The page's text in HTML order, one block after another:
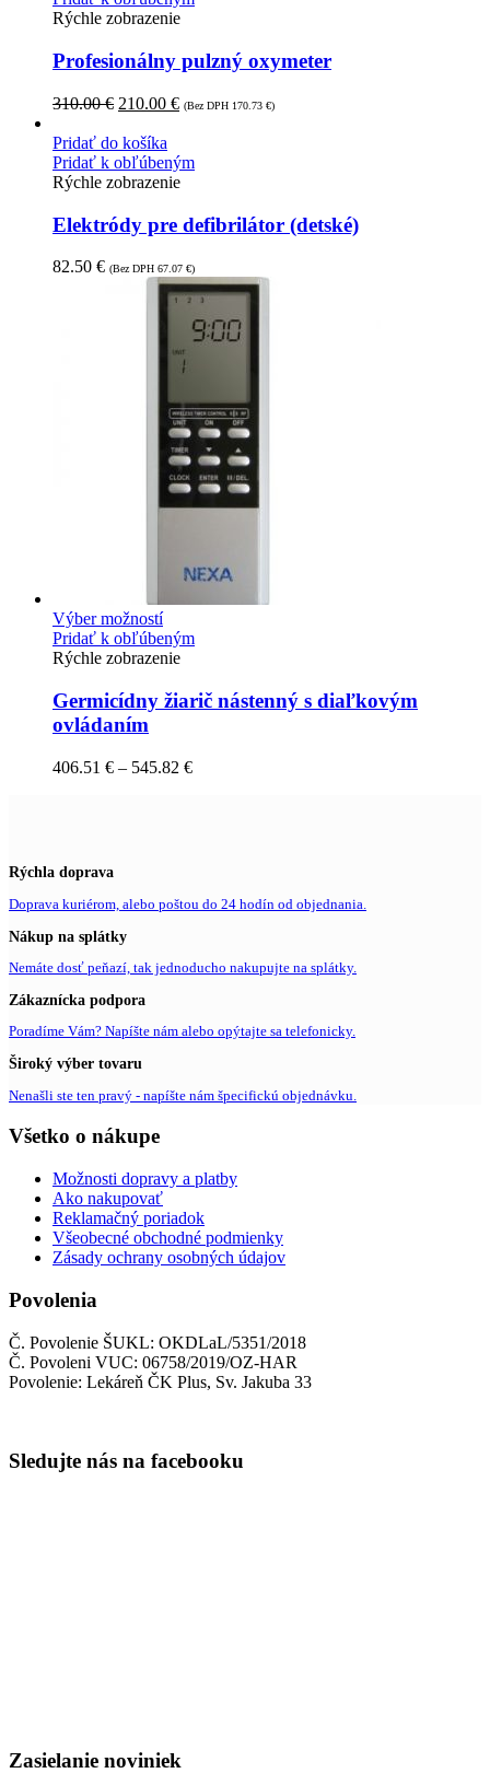
Rýchle zobrazenie
Profesionálny pulzný oxymeter
310.00€ 210.00 € (Bez DPH 170.73 €)
Pridať do košíka
Pridať k obľúbeným
Rýchle zobrazenie
Elektródy pre defibrilátor (detské)
82.50 € (Bez DPH 67.07 €)
Výber možností
Pridať k obľúbeným
Rýchle zobrazenie
Germicídny žiarič nástenný s diaľkovým
ovládaním
406.51 € – 545.82 €
Rýchla doprava
Doprava kuriérom, alebo poštou do 24 hodín od objednania.
Nákup na splátky
Nemáte dosť peňazí, tak jednoducho nakupujte na splátky.
Zákaznícka podpora
Poradíme Vám? Napíšte nám alebo opýtajte sa telefonicky.
Široký výber tovaru
Nenašli ste ten pravý - napíšte nám špecifickú objednávku.
Všetko o nákupe
Možnosti dopravy a platby
Ako nakupovať
Reklamačný poriadok
Všeobecné obchodné podmienky
Zásady ochrany osobných údajov
Povolenia
Č. Povolenie ŠUKL: OKDLaL/5351/2018
Č. Povoleni VUC: 06758/2019/OZ-HAR
Povolenie: Lekáreň ČK Plus, Sv. Jakuba 33
Sledujte nás na facebooku
Zasielanie noviniek